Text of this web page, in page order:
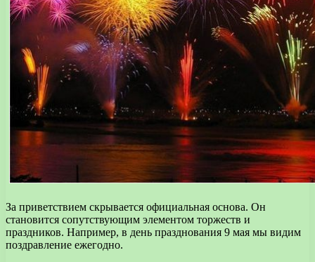
За приветствием скрывается официальная основа. Он
становится сопутствующим элементом торжеств и
праздников. Например, в день празднования 9 мая мы видим
поздравление ежегодно.